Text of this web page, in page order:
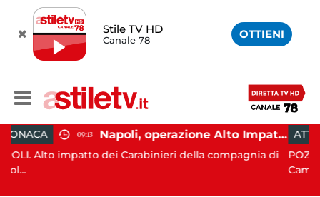
Stile TV HD
Canale 78 OTTIENI
Napoli, operazione Alto Impatto: trovate 252 dosi di droga
Carabinieri della compagnia di
ATTUALITÀ 11:05
POZZUOLI. La terra è